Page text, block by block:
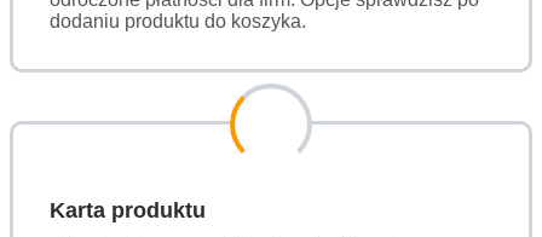
dodaniu produktu do koszyka.
Karta produktu